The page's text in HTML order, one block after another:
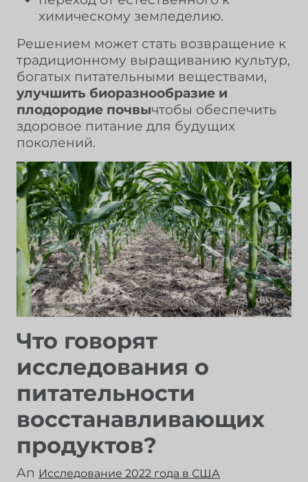
химическому земледелию.
Решением может стать возвращение к
традиционному выращиванию культур,
богатых питательными веществами,
улучшить биоразнообразие и
плодородие почвычтобы обеспечить
здоровое питание для будущих
поколений.
Что говорят
исследования о
питательности
восстанавливающих
продуктов?
An Исследование 2022 года в США